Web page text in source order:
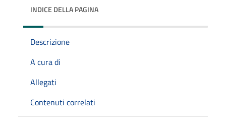
INDICE DELLA PAGINA
Descrizione
A cura di
Allegati
Contenuti correlati